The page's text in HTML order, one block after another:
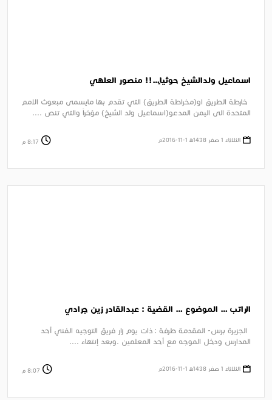
اسماعيل ولدالشيخ حوثياً…!! منصور العلهي
خارطة الطريق او(مخراطة الطريق) التي تقدم بها مايسمى مبعوث الامم
المتحدة الى اليمن المدعو(اسماعيل ولد الشيخ) مؤخراً والتي تنص ....
الثلاثاء 1 صفر 1438ﻫ 1-11-2016م 8:17 م
الراتب … الموضوع … القضية : عبدالقادر زين جرادي
الجزيرة برس- المقدمة طرفة : ذات يوم زار فريق التوجيه الفني أحد
المدارس ودخل الموجه مع أحد المعلمين .وبعد إنتهاء ....
الثلاثاء 1 صفر 1438ﻫ 1-11-2016م 8:07 م